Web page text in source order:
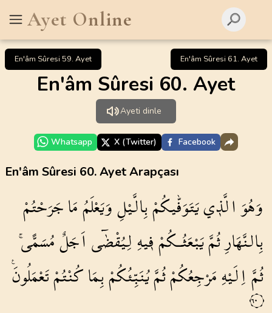
Ayet Online
En'âm Sûresi 59. Ayet En'âm Sûresi 61. Ayet
En'âm Sûresi 60. Ayet
Ayeti dinle
Whatsapp X (Twitter) Facebook
En'âm Sûresi 60. Ayet Arapçası
وَهُوَالَّذ۪ييَتَوَفّٰيكُمْبِالَّيْلِوَيَعْلَمُمَاجَرَحْتُمْ
بِالنَّهَارِثُمَّيَبْعَثُـكُمْف۪يهِلِيُقْضٰٓىاَجَلٌمُسَمًّىۚ
ثُمَّاِلَيْهِمَرْجِعُكُمْثُمَّيُنَبِّئُكُمْبِمَاكُنْتُمْتَعْمَلُونَ۟
٦٠